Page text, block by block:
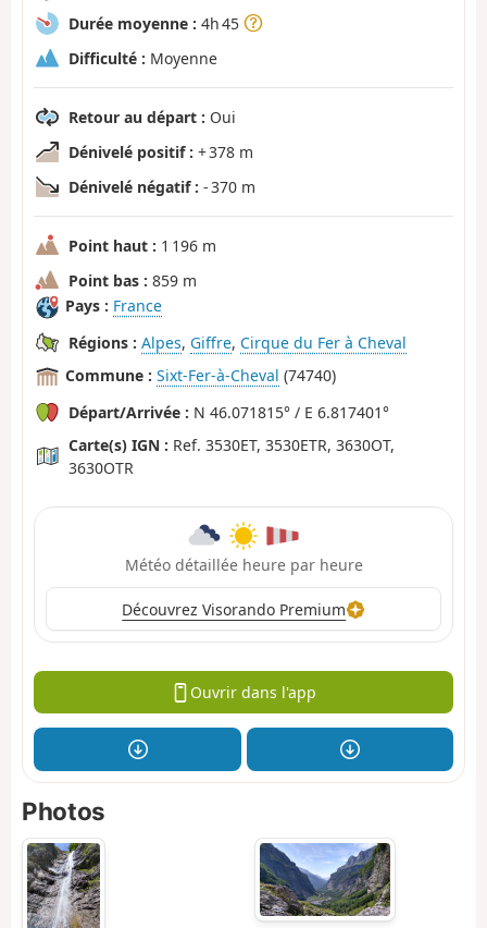
Durée moyenne : 4h 45
Difficulté : Moyenne
Retour au départ : Oui
Dénivelé positif : + 378 m
Dénivelé négatif : - 370 m
Point haut : 1 196 m
Point bas : 859 m
Pays : France
Régions : Alpes, Giffre, Cirque du Fer à Cheval
Commune : Sixt-Fer-à-Cheval (74740)
Départ/Arrivée : N 46.071815° / E 6.817401°
Carte(s) IGN : Ref. 3530ET, 3530ETR, 3630OT,
3630OTR
Météo détaillée heure par heure
Découvrez Visorando Premium
Ouvrir dans l'app
Photos